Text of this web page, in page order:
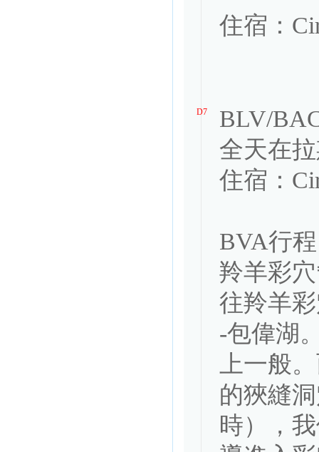
住宿：
D7
BLV/
全天在
住宿：
BVA行
羚羊彩
往羚羊
-包偉湖
上一般
的狹縫
時），